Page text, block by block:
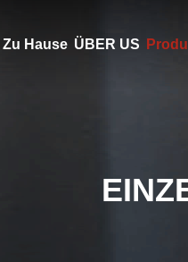
Zu Hause ÜBER US